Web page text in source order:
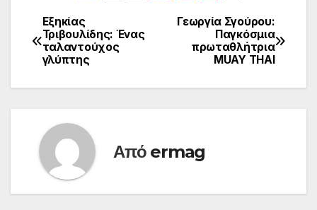
Πλοήγηση
άρθρων
Γεωργία Σγούρου:
Παγκόσμια
πρωταθλήτρια
MUAY THAI
Εξηκίας
Τριβουλίδης: Ένας
ταλαντούχος
γλύπτης
Από ermag